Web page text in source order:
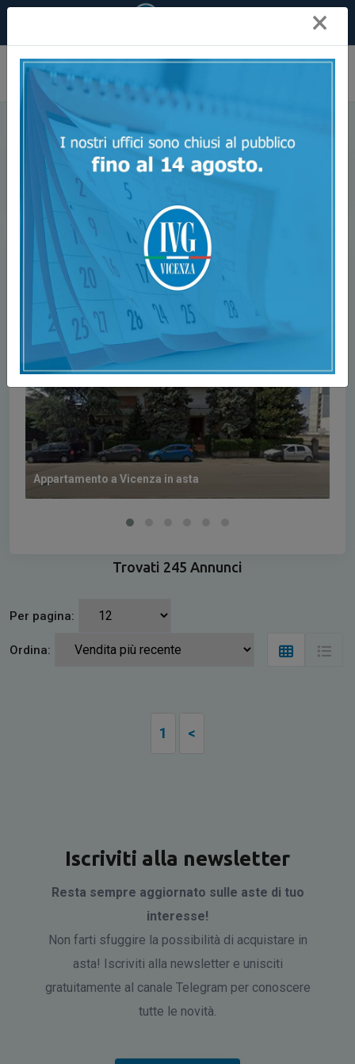
Ivg Vicenza
Filtra Annunci
Ultimi Annunci
Appartamento a Vicenza in asta
Trovati 245 Annunci
Per pagina:
Ordina:
1 <
Iscriviti alla newsletter
Resta sempre aggiornato sulle aste di tuo
interesse!
Non farti sfuggire la possibilità di acquistare in
asta! Iscriviti alla newsletter e unisciti
gratuitamente al canale Telegram per conoscere
tutte le novità.
×